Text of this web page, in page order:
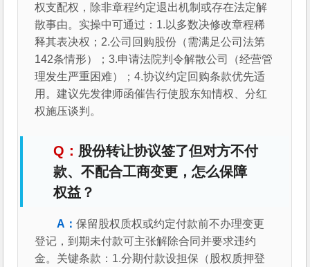
权支配权，除非章程约定退出机制或存在法定解
散事由。实操中可通过：1.以多数决修改章程稀
释其表决权；2.公司回购股份（需满足公司法第
142条情形）；3.申请法院判令解散公司（经营管
理发生严重困难）；4.协议约定回购条款优先适
用。建议先发律师函催告行使股东知情权、分红
权施压谈判。
股份转让协议签了但对方不付
款、不配合工商变更，怎么保障
权益？
保留股权质权或约定付款前不办理变更
登记，到期未付款可主张解除合同并要求违约
金。关键条款：1.分期付款设担保（股权质押登